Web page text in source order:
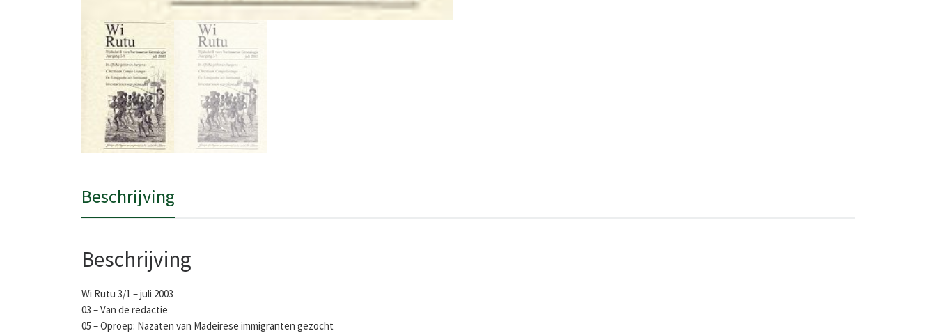
Beschrijving
Beschrijving
Wi Rutu 3/1 – juli 2003
03 – Van de redactie
05 – Oproep: Nazaten van Madeirese immigranten gezocht